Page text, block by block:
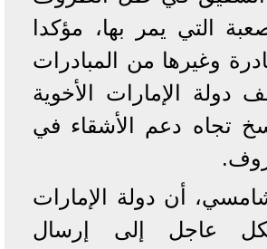
التي يمر بها، مؤكدا
وغيرها من المبادرات
دولة الإمارات الأخوية
تجاه دعم الأشقاء في
أن دولة الإمارات
عاجل إلى إرسال